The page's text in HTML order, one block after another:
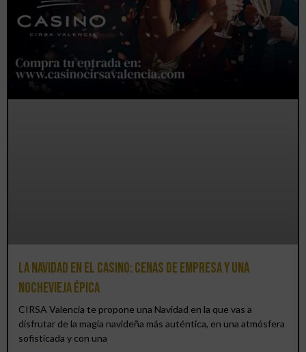
La Navidad en el Casino: cenas de empresa y una
Nochevieja épica
CIRSA Valencia te propone una Navidad en la que vas a
disfrutar de la magia navideña más auténtica, en una atmósfera
sofisticada y con una